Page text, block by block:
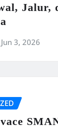
Jalur,
Jun 3, 2026